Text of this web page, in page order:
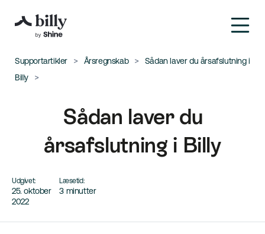
Supportartikler Årsregnskab
Sådan laver du årsafslutning i
Billy
Sådan laver du
årsafslutning i Billy
Udgivet:
25. oktober
2022
Læsetid:
3 minutter